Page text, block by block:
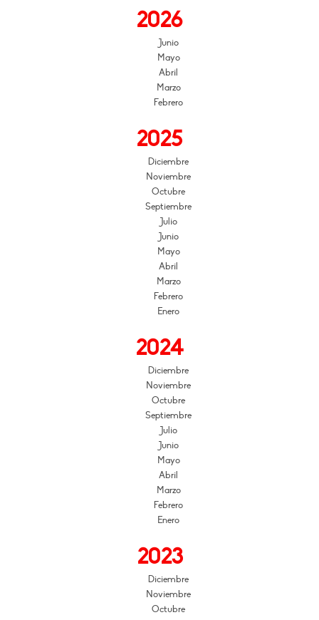
2026
Junio
Mayo
Abril
Marzo
Febrero
2025
Diciembre
Noviembre
Octubre
Septiembre
Julio
Junio
Mayo
Abril
Marzo
Febrero
Enero
2024
Diciembre
Noviembre
Octubre
Septiembre
Julio
Junio
Mayo
Abril
Marzo
Febrero
Enero
2023
Diciembre
Noviembre
Octubre